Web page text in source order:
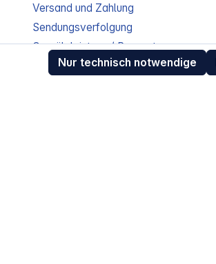
Versand und Zahlung
Sendungsverfolgung
Gewährleistung / Reparatur
Erklärung zur Barrierefreiheit
Nur technisch notwendige